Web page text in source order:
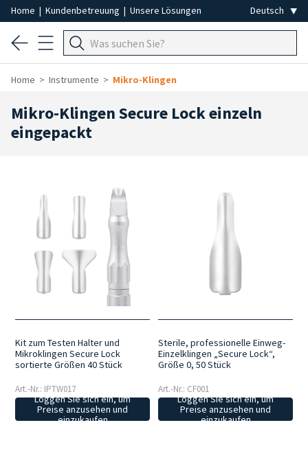
Home | Kundenbetreuung | Unsere Lösungen
Home Instrumente Mikro-Klingen
Mikro-Klingen Secure Lock einzeln
eingepackt
Kit zum Testen Halter und
Mikroklingen Secure Lock
sortierte Größen 40 Stück
Art.-Nr.: IPTW017
Loggen Sie sich ein, um
Preise anzusehen und
einzukaufen
Sterile, professionelle Einweg-
Einzelklingen „Secure Lock“,
Größe 0, 50 Stück
Art.-Nr.: CF001
Loggen Sie sich ein, um
Preise anzusehen und
einzukaufen